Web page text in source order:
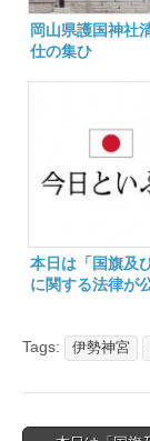
岡山県護国神社
仕の集ひ
本日は「国旗及
に関する法律が
Tags: 伊勢神宮